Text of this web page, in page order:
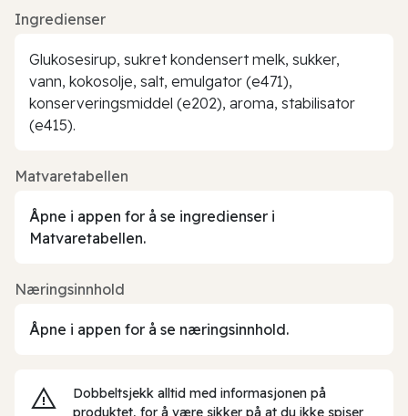
Ingredienser
Glukosesirup, sukret kondensert melk, sukker,
vann, kokosolje, salt, emulgator (e471),
konserveringsmiddel (e202), aroma, stabilisator
(e415).
Matvaretabellen
Åpne i appen for å se ingredienser i
Matvaretabellen.
Næringsinnhold
Åpne i appen for å se næringsinnhold.
Dobbeltsjekk alltid med informasjonen på
produktet, for å være sikker på at du ikke spiser